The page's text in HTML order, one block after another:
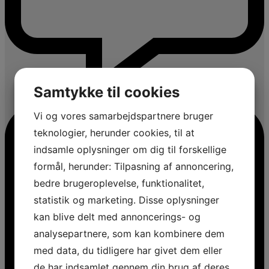
Samtykke til cookies
Vi og vores samarbejdspartnere bruger
teknologier, herunder cookies, til at
indsamle oplysninger om dig til forskellige
formål, herunder: Tilpasning af annoncering,
bedre brugeroplevelse, funktionalitet,
statistik og marketing. Disse oplysninger
kan blive delt med annoncerings- og
analysepartnere, som kan kombinere dem
med data, du tidligere har givet dem eller